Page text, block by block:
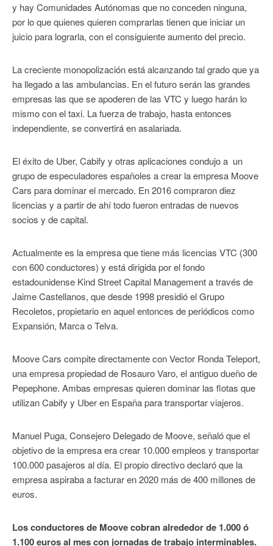
y hay Comunidades Autónomas que no conceden ninguna,
por lo que quienes quieren comprarlas tienen que iniciar un
juicio para lograrla, con el consiguiente aumento del precio.
La creciente monopolización está alcanzando tal grado que ya
ha llegado a las ambulancias. En el futuro serán las grandes
empresas las que se apoderen de las VTC y luego harán lo
mismo con el taxi. La fuerza de trabajo, hasta entonces
independiente, se convertirá en asalariada.
El éxito de Uber, Cabify y otras aplicaciones condujo a un
grupo de especuladores españoles a crear la empresa Moove
Cars para dominar el mercado. En 2016 compraron diez
licencias y a partir de ahí todo fueron entradas de nuevos
socios y de capital.
Actualmente es la empresa que tiene más licencias VTC (300
con 600 conductores) y está dirigida por el fondo
estadounidense Kind Street Capital Management a través de
Jaime Castellanos, que desde 1998 presidió el Grupo
Recoletos, propietario en aquel entonces de periódicos como
Expansión, Marca o Telva.
Moove Cars compite directamente con Vector Ronda Teleport,
una empresa propiedad de Rosauro Varo, el antiguo dueño de
Pepephone. Ambas empresas quieren dominar las flotas que
utilizan Cabify y Uber en España para transportar viajeros.
Manuel Puga, Consejero Delegado de Moove, señaló que el
objetivo de la empresa era crear 10.000 empleos y transportar
100.000 pasajeros al día. El propio directivo declaró que la
empresa aspiraba a facturar en 2020 más de 400 millones de
euros.
Los conductores de Moove cobran alrededor de 1.000 ó
1.100 euros al mes con jornadas de trabajo interminables.